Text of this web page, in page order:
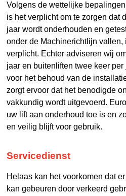
Volgens de wettelijke
is het verplicht om te zorgen dat
jaar wordt onderhouden en
onder de Machinerichtlijn vallen,
verplicht. Echter adviseren wij
jaar en buitenliften twee keer
voor het behoud van de
zorgt ervoor dat het benodigde
vakkundig wordt uitgevoerd.
uw lift aan onderhoud toe is en
en veilig blijft voor gebruik.
Servicedienst
Helaas kan het voorkomen dat
kan gebeuren door verkeerd